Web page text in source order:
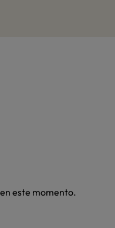
este momento.